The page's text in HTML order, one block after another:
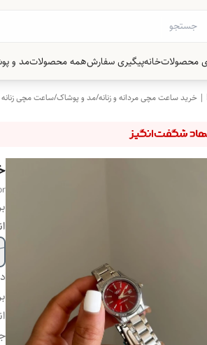
محصولاتخانهپیگیری سفارشهمه محصولاتمد و
/مد و پوشاک/ساعت مچی زنانه